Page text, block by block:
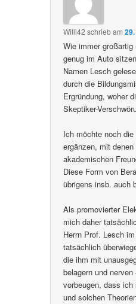
Willi42 schriebam
Wie immer
genug im Auto
Namen Lesch
durch die
Ergründung, woher
Skeptiker-
Ich möchte noch
ergänzen, mit
akademischen
Diese Form von
übrigens insb. auch
Als promovierter
mich daher
Herrn Prof. Lesch
tatsächlich
die ihm mit
belagern und
vorbeugen, dass
und solchen